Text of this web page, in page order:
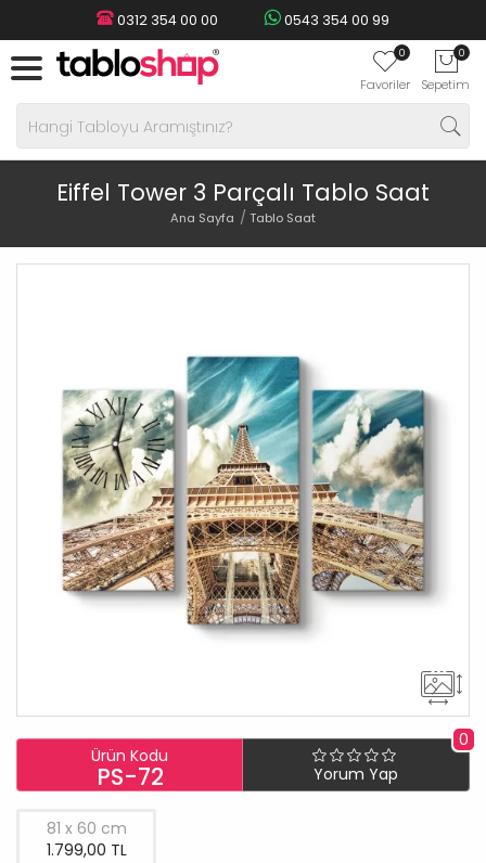
0312 354 00 00 0543 354 00 99
0
Favoriler
0
Sepetim
Eiffel Tower 3 Parçalı Tablo Saat
Ana Sayfa Tablo Saat
Ürün Kodu
PS-72
0
Yorum Yap
81 x 60 cm
1.799,00 TL